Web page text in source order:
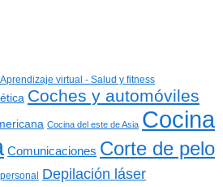
Aprendizaje virtual - Salud y fitness
Coches y automóviles
Cocina del este de Asia Cocina
Comunicaciones Corte de pelo
Depilación láser